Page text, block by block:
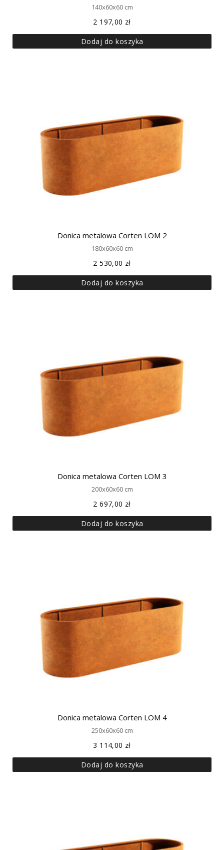
140x60x60 cm
2 197,00 zł
Dodaj do koszyka
Donica metalowa Corten LOM 2
180x60x60 cm
2 530,00 zł
Dodaj do koszyka
Donica metalowa Corten LOM 3
200x60x60 cm
2 697,00 zł
Dodaj do koszyka
Donica metalowa Corten LOM 4
250x60x60 cm
3 114,00 zł
Dodaj do koszyka